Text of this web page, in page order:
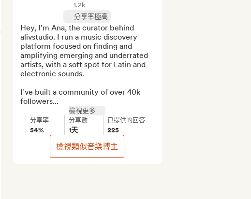
1.2k
分享率極高
Hey, I’m Ana, the curator behind
alivstudio. I run a music discovery
platform focused on finding and
amplifying emerging and underrated
artists, with a soft spot for Latin and
electronic sounds.
I’ve built a community of over 40k
followers...
檢視更多
分享率
54%
分享數
1天
已提供的回答
225
檢視類似音樂博主